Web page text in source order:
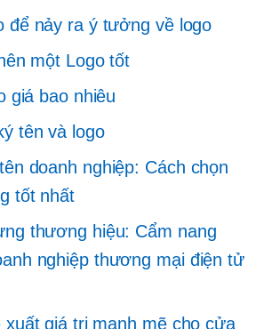
để nảy ra ý tưởng về logo
một Logo tốt
giá bao nhiêu
tên và logo
doanh nghiệp: Cách chọn
tốt nhất
thương hiệu: Cẩm nang
nghiệp thương mại điện tử
xuất giá trị mạnh mẽ cho cửa